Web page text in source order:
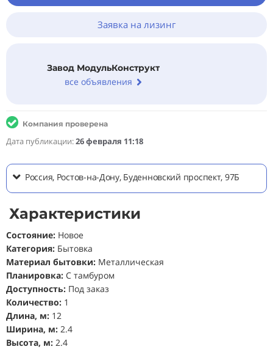
Заявка на лизинг
Завод МодульКонструкт
все объявления
Компания проверена
Дата публикации:26 февраля 11:18
Россия, Ростов-на-Дону, Буденновский проспект, 97Б
Характеристики
Состояние: Новое
Категория: Бытовка
Материал бытовки: Металлическая
Планировка: С тамбуром
Доступность: Под заказ
Количество: 1
Длина, м: 12
Ширина, м: 2.4
Высота, м: 2.4